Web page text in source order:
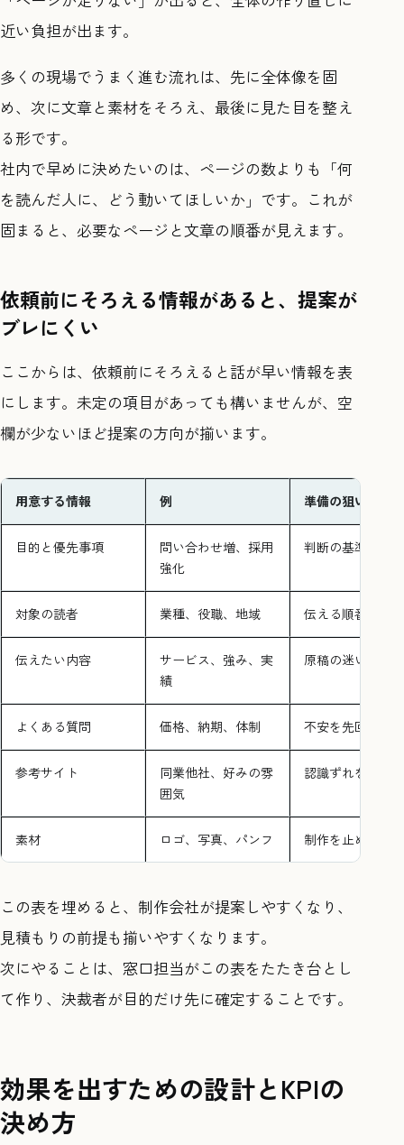
近い負担が出ます。
多くの現場でうまく進む流れは、先に全体像を固
め、次に文章と素材をそろえ、最後に見た目を整え
る形です。
社内で早めに決めたいのは、ページの数よりも「何
を読んだ人に、どう動いてほしいか」です。これが
固まると、必要なページと文章の順番が見えます。
依頼前にそろえる情報があると、提案が
ブレにくい
ここからは、依頼前にそろえると話が早い情報を表
にします。未定の項目があっても構いませんが、空
欄が少ないほど提案の方向が揃います。
用意する情報 例 準備の狙い
目的と優先事項
問い合わせ増、採用
強化
判断の基準を揃
対象の読者 業種、役職、地域 伝える順番を決
伝えたい内容
サービス、強み、実
績
原稿の迷いを減
よくある質問 価格、納期、体制 不安を先回りす
参考サイト
同業他社、好みの雰
囲気
認識ずれを減ら
素材 ロゴ、写真、パンフ 制作を止めない
この表を埋めると、制作会社が提案しやすくなり、
見積もりの前提も揃いやすくなります。
次にやることは、窓口担当がこの表をたたき台とし
て作り、決裁者が目的だけ先に確定することです。
効果を出すための設計とKPIの
決め方